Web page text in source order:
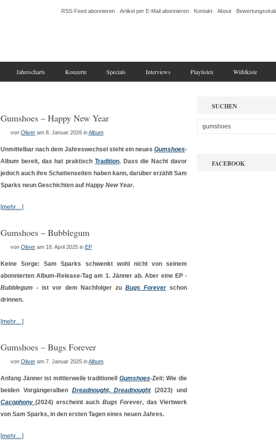
RSS-Feed abonnieren Artikel per E-Mail abonnieren Kontakt About
Jahrescharts Konzerte Specials Interviews Playlisten Wühlkiste
Gumshoes – Happy New Year
von Oliver am 8. Januar 2026 inAlbum
Unmittelbar nach dem Jahreswechsel steht ein neues Gumshoes-
Album bereit, das hat praktisch Tradition. Dass die Nacht davor
jedoch auch ihre Schattenseiten haben kann, darüber erzählt Sam
Sparks neun Geschichten auf Happy New Year.
[mehr…]
Gumshoes – Bubblegum
von Oliver am 18. April 2025 in EP
Keine Sorge: Sam Sparks schwenkt wohl nicht von seinem
abonnierten Album-Release-Tag am 1. Jänner ab. Aber eine EP -
Bubblegum - ist vor dem Nachfolger zuBugs Foreverschon
drinnen.
[mehr…]
Gumshoes – Bugs Forever
von Oliver am 7. Januar 2025 inAlbum
Anfang Jänner ist mittlerweile traditionell Gumshoes-Zeit: Wie die
beiden Vorgängeralben Dreadnought, Dreadnought(2023) und
Cacophony (2024) erscheint auch Bugs Forever, das Viertwerk
von Sam Sparks, in den ersten Tagen eines neuen Jahres.
[mehr…]
SUCHEN
FACEBOOK